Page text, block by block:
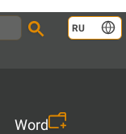
RU
Word